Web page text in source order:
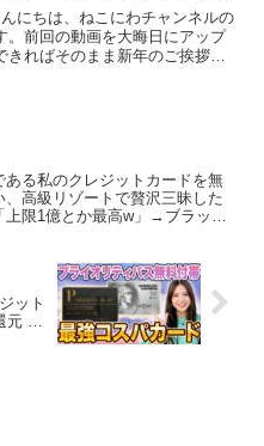
ぞーい
にちは、ねこにわチャンネルの
。前回の動画を大晦日にアップ
きればそのまま新年のご挨拶を
ある私のクレジットカードを無
、高級リゾートで贅沢三昧した
上限1億とか最高w」→ブラック
ット
元 セ